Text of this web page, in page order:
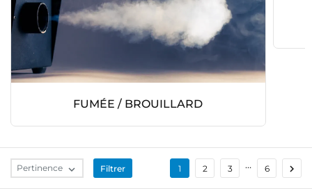
FUMÉE / BROUILLARD
Pertinence  Filtrer 1 2 3 … 6 